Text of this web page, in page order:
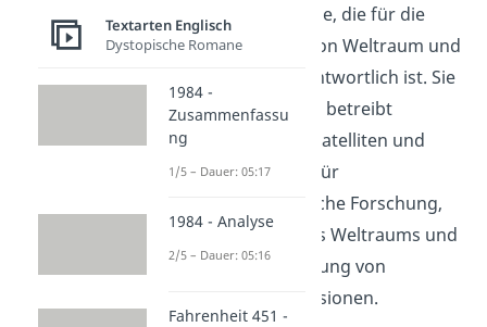
Bundesbehörde, die für die
Erforschung von Weltraum und
Luftfahrt verantwortlich ist. Sie
entwickelt und betreibt
Raumschiffe, Satelliten und
Raumsonden für
wissenschaftliche Forschung,
Erkundung des Weltraums und
die Unterstützung von
Raumfahrtmissionen.
Textarten Englisch
Dystopische Romane
1984 -
Zusammenfassu
ng
1/5 – Dauer: 05:17
1984 - Analyse
2/5 – Dauer: 05:16
Fahrenheit 451 -